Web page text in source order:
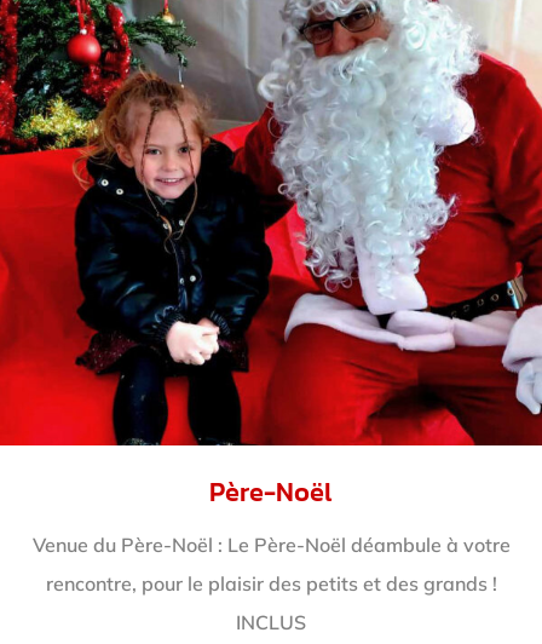
Père-Noël
Venue du Père-Noël : Le Père-Noël déambule à votre
rencontre, pour le plaisir des petits et des grands !
INCLUS